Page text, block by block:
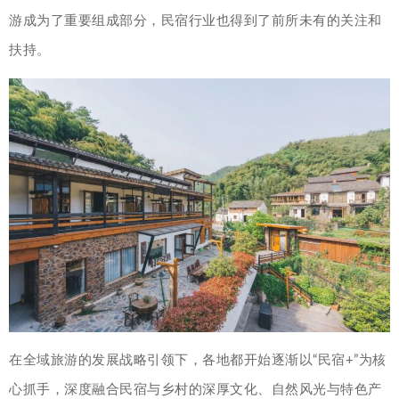
游成为了重要组成部分，民宿行业也得到了前所未有的关注和
扶持。
在全域旅游的发展战略引领下，各地都开始逐渐以“民宿+”为核
心抓手，深度融合民宿与乡村的深厚文化、自然风光与特色产